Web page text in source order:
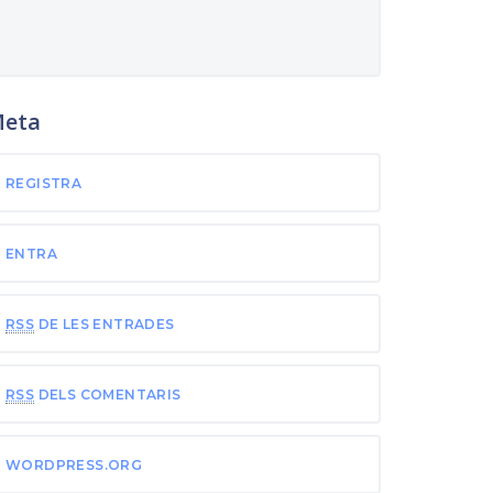
REGISTRA
ENTRA
RSS DE LES ENTRADES
RSS DELS COMENTARIS
WORDPRESS.ORG